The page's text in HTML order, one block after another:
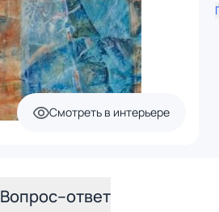
Смотреть в интерьере
Вопрос–ответ